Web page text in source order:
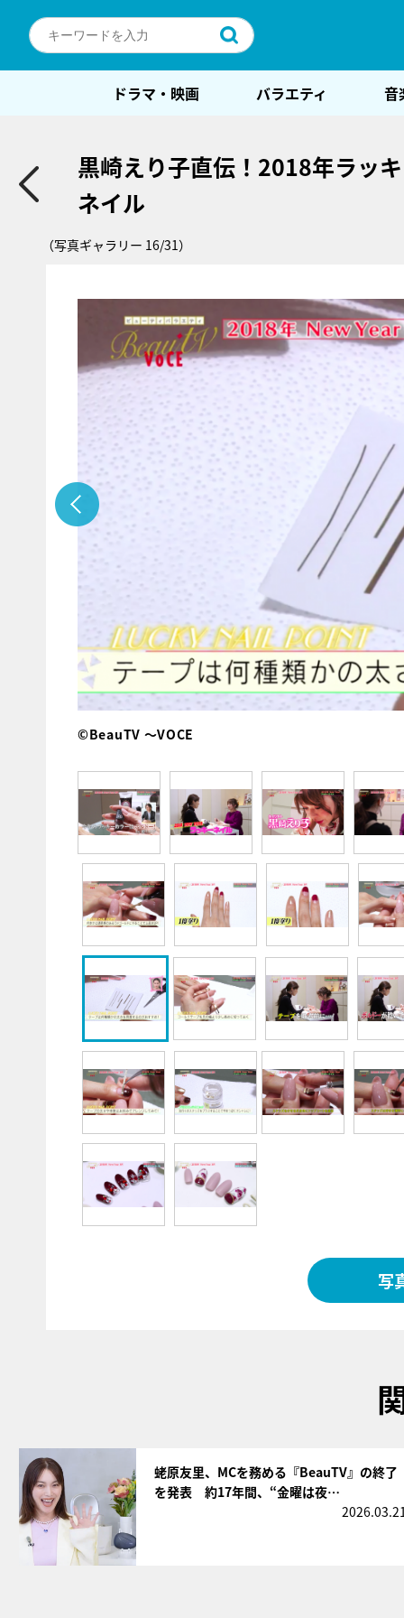
ドラマ・映画 バラエティ 音
黒崎えり子直伝！2018年ラッ
ネイル
（写真ギャラリー 16/31）
©BeauTV ～VOCE
写
蛯原友里、MCを務める『BeauTV』の終了
を発表 約17年間、“金曜は夜…